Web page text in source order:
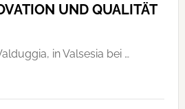
UND QUALITÄT
in Valsesia bei …